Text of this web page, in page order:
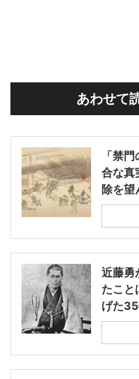
あわせて
「禁
合な真
除を望
近藤勇
たこと
げた